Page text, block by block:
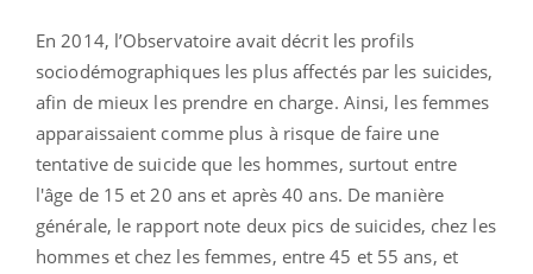
En 2014, l’Observatoire avait décrit les profils
sociodémographiques les plus affectés par les suicides,
afin de mieux les prendre en charge. Ainsi, les femmes
apparaissaient comme plus à risque de faire une
tentative de suicide que les hommes, surtout entre
l'âge de 15 et 20 ans et après 40 ans. De manière
générale, le rapport note deux pics de suicides, chez les
hommes et chez les femmes, entre 45 et 55 ans, et